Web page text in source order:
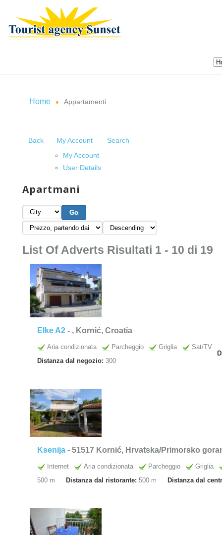
Home Appartamenti
Back
My Account
My Account
User Details
Search
Apartmani
List Of Adverts Risultati 1 - 10 di 19
Elke A2 - , Kornić, Croatia
Aria condizionata Parcheggio Griglia
Sat/TV
Distanza dal negozio: 300
Ksenija - 51517 Kornić, Hrvatska/Primorsko
Internet Aria condizionata Parcheggio
Griglia
500 m
Distanza dal ristorante: 500 m Distanza dal